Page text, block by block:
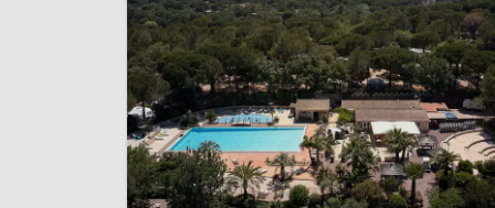
Ligging
Officieel heet de regio
de departementen Alpes-
Var en Vaucluse. Op
hiervoor meer informatie